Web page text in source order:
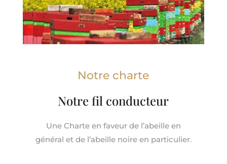
Notre charte
Notre fil conducteur
Une Charte en faveur de l’abeille en
général et de l’abeille noire en particulier.